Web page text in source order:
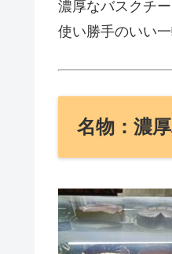
濃厚なバスクチ
使い勝手のいい一
名物：濃